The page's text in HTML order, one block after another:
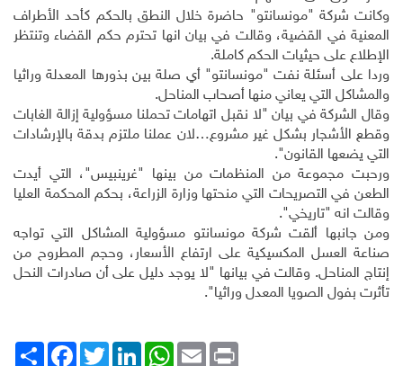
وكانت شركة "مونسانتو" حاضرة خلال النطق بالحكم كأحد الأطراف
المعنية في القضية، وقالت في بيان انها تحترم حكم القضاء وتنتظر
الإطلاع على حيثيات الحكم كاملة.
وردا على أسئلة نفت "مونسانتو" أي صلة بين بذورها المعدلة وراثيا
والمشاكل التي يعاني منها أصحاب المناحل.
وقال الشركة في بيان "لا نقبل اتهامات تحملنا مسؤولية إزالة الغابات
وقطع الأشجار بشكل غير مشروع…لان عملنا ملتزم بدقة بالإرشادات
التي يضعها القانون".
ورحبت مجموعة من المنظمات من بينها "غرينبيس"، التي أيدت
الطعن في التصريحات التي منحتها وزارة الزراعة، بحكم المحكمة العليا
وقالت انه "تاريخي".
ومن جانبها ألقت شركة مونسانتو مسؤولية المشاكل التي تواجه
صناعة العسل المكسيكية على ارتفاع الأسعار، وحجم المطروح من
إنتاج المناحل. وقالت في بيانها "لا يوجد دليل على أن صادرات النحل
تأثرت بفول الصويا المعدل وراثيا".
انشر
FacebookTwitterLinkedIn
WhatsAppEmail Print